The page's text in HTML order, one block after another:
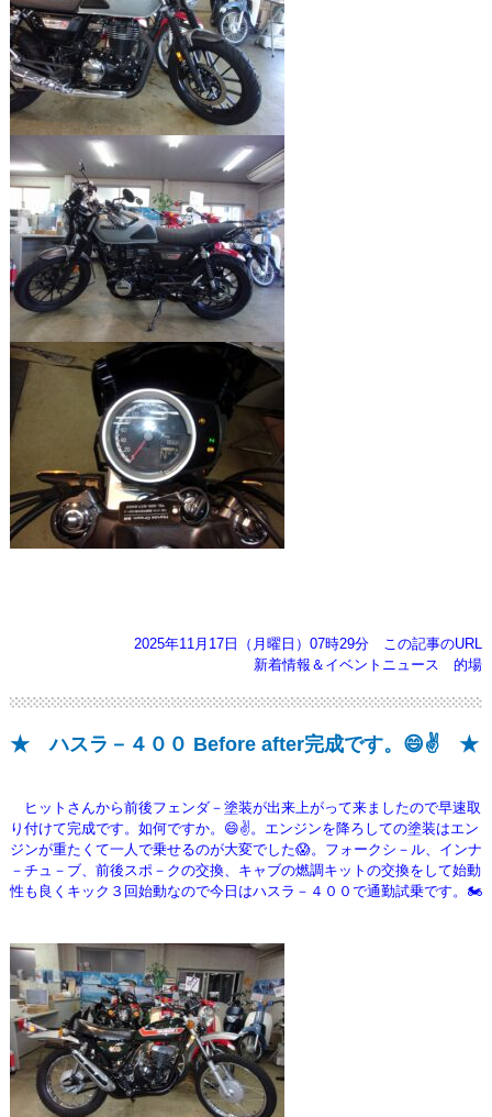
2025年11月17日（月曜日）07時29分
この記事のURL
新着情報＆イベントニュース
的場
★ ハスラ－４００ Before after完成です。😄✌️ ★
ヒットさんから前後フェンダ－塗装が出来上がって来ましたので早速取
り付けて完成です。如何ですか。😄✌️。エンジンを降ろしての塗装はエン
ジンが重たくて一人で乗せるのが大変でした😱。フォークシ－ル、インナ
－チュ－ブ、前後スポ－クの交換、キャブの燃調キットの交換をして始動
性も良くキック３回始動なので今日はハスラ－４００で通勤試乗です。🏍️